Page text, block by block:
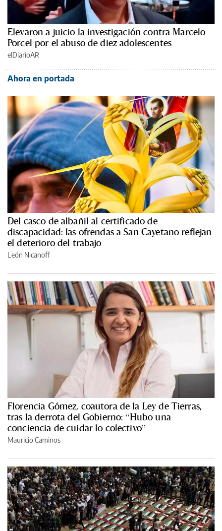
Elevaron a juicio la investigación contra Marcelo
Porcel por el abuso de diez adolescentes
elDiarioAR
Ahora en portada
Del casco de albañil al certificado de
discapacidad: las ofrendas a San Cayetano reflejan
el deterioro del trabajo
León Nicanoff
Florencia Gómez, coautora de la Ley de Tierras,
tras la derrota del Gobierno: “Hubo una
conciencia de cuidar lo colectivo”
Mauricio Caminos